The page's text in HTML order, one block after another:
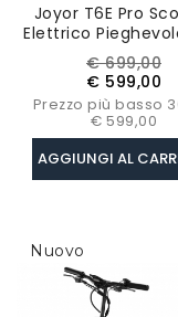
Joyor T6E Pro
Elettrico
Certificazione
Motore 500W,
48V 26Ah,
10 Pollici
Prezzo
base
€ 699,00
€ 599,00
Prezzo più basso
€ 599,00
AGGIUNGI AL
Nuovo